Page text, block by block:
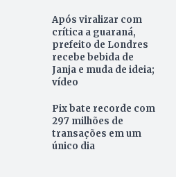
Após viralizar com
crítica a guaraná,
prefeito de Londres
recebe bebida de
Janja e muda de ideia;
vídeo
Pix bate recorde com
297 milhões de
transações em um
único dia